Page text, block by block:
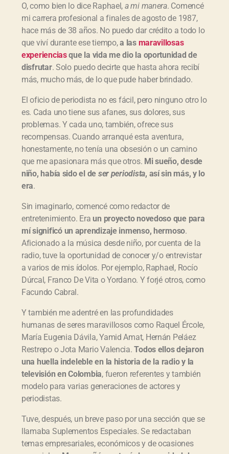
O, como bien lo dice Raphael, a mi manera. Comencé
mi carrera profesional a finales de agosto de 1987,
hace más de 38 años. No puedo dar crédito a todo lo
que viví durante ese tiempo,a las maravillosas
experienciasque la vida me dio la oportunidad de
disfrutar. Solo puedo decirte que hasta ahora recibí
más, mucho más, de lo que pude haber brindado.
El oficio de periodista no es fácil, pero ninguno otro lo
es. Cada uno tiene sus afanes, sus dolores, sus
problemas. Y cada uno, también, ofrece sus
recompensas. Cuando arranqué esta aventura,
honestamente, no tenía una obsesión o un camino
que me apasionara más que otros. Mi sueño, desde
niño, había sido el de ser periodista, así sin más, y lo
era.
Sin imaginarlo, comencé como redactor de
entretenimiento. Era un proyecto novedoso que para
mí significó un aprendizaje inmenso, hermoso.
Aficionado a la música desde niño, por cuenta de la
radio, tuve la oportunidad de conocer y/o entrevistar
a varios de mis ídolos. Por ejemplo, Raphael, Rocío
Dúrcal, Franco De Vita o Yordano. Y forjé otros, como
Facundo Cabral.
Y también me adentré en las profundidades
humanas de seres maravillosos como Raquel Ércole,
María Eugenia Dávila, Yamid Amat, Hernán Peláez
Restrepo o Jota Mario Valencia.Todos ellos dejaron
una huella indeleble en la historia de la radio y la
televisión en Colombia, fueron referentes y también
modelo para varias generaciones de actores y
periodistas.
Tuve, después, un breve paso por una sección que se
llamaba Suplementos Especiales. Se redactaban
temas empresariales, económicos y de ocasiones